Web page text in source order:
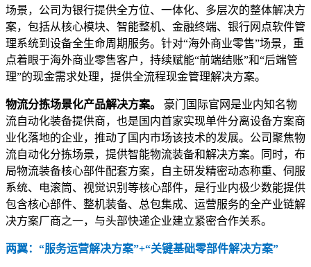
场景，公司为银行提供全方位、一体化、多层次的整体解决方
案，包括从核心模块、智能整机、金融终端、银行网点软件管
理系统到设备全生命周期服务。针对“海外商业零售”场景，重
点着眼于海外商业零售客户，持续赋能“前端结账”和“后端管
理”的现金需求处理，提供全流程现金管理解决方案。
物流分拣场景化产品解决方案。
豪门国际官网是业内知名物
流自动化装备提供商，也是国内首家实现单件分离设备方案商
业化落地的企业，推动了国内市场该技术的发展。公司聚焦物
流自动化分拣场景，提供智能物流装备和解决方案。同时，布
局物流装备核心部件配套方案，自主研发精密动态称重、伺服
系统、电滚筒、视觉识别等核心部件，是行业内极少数能提供
包含核心部件、整机装备、总包集成、运营服务的全产业链解
决方案厂商之一，与头部快递企业建立紧密合作关系。
两翼：“服务运营解决方案”+“关键基础零部件解决方案”